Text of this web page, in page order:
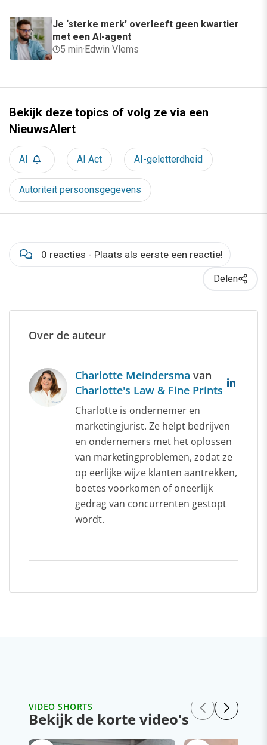
Je ‘sterke merk’ overleeft geen kwartier
met een AI-agent
5 min·Edwin Vlems
Bekijk deze topics of volg ze via een
NieuwsAlert
AI AI Act AI-geletterdheid
Autoriteit persoonsgegevens
0 reacties - Plaats als eerste een reactie!
Delen
Over de auteur
Charlotte Meindersma van
Charlotte's Law & Fine Prints
Charlotte is ondernemer en
marketingjurist. Ze helpt bedrijven
en ondernemers met het oplossen
van marketingproblemen, zodat ze
op eerlijke wijze klanten aantrekken,
boetes voorkomen of oneerlijk
gedrag van concurrenten gestopt
wordt.
VIDEO SHORTS
Bekijk de korte video's